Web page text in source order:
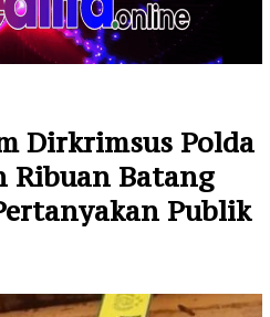
Dirkrimsus Polda
Ribuan Batang
Publik